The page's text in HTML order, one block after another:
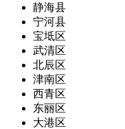
静海县
宁河县
宝坻区
武清区
北辰区
津南区
西青区
东丽区
大港区